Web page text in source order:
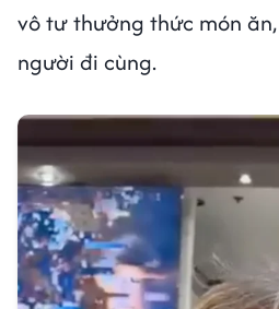
vô tư thưởng thức món
người đi cùng.